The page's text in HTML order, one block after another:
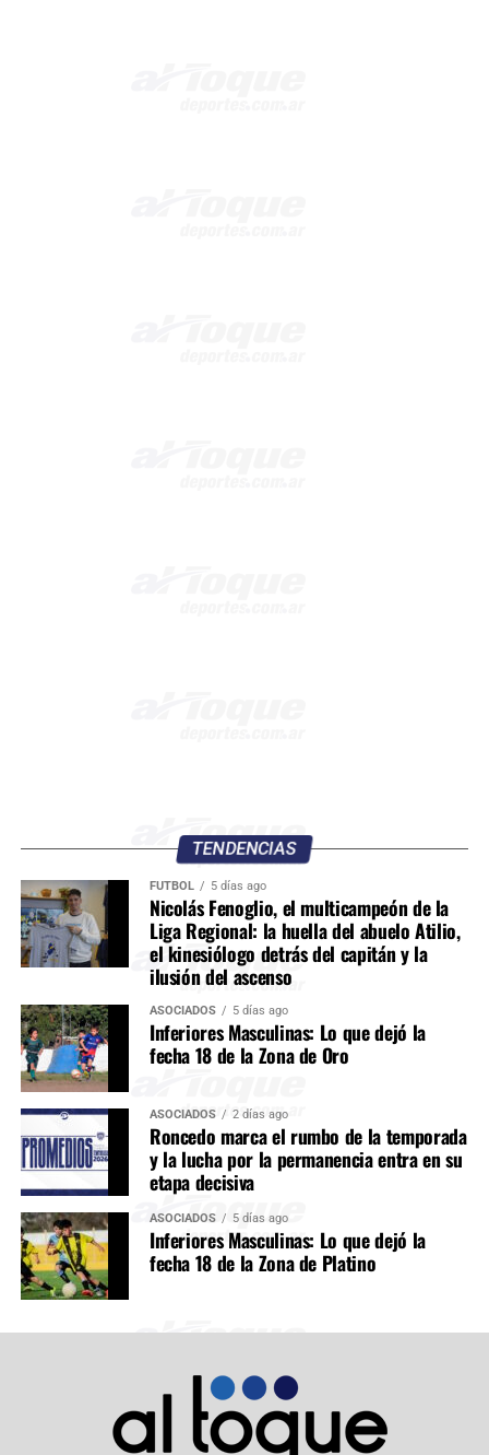
TENDENCIAS
FÚTBOL 5 días ago
Nicolás Fenoglio, el multicampeón de la
Liga Regional: la huella del abuelo Atilio,
el kinesiólogo detrás del capitán y la
ilusión del ascenso
ASOCIADOS 5 días ago
Inferiores Masculinas: Lo que dejó la
fecha 18 de la Zona de Oro
ASOCIADOS 2 días ago
Roncedo marca el rumbo de la temporada
y la lucha por la permanencia entra en su
etapa decisiva
ASOCIADOS 5 días ago
Inferiores Masculinas: Lo que dejó la
fecha 18 de la Zona de Platino